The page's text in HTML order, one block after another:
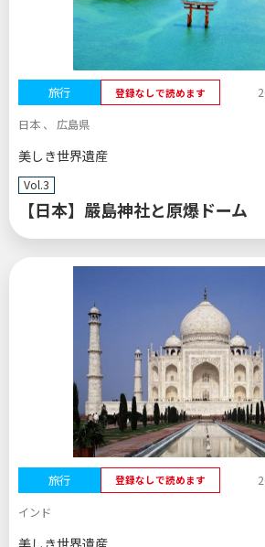
旅行 登録なしで読めます
日本 、 広島県
美しき世界遺産
Vol.3
【日本】嚴島神社と原爆ドーム
旅行 登録なしで読めます
インド
美しき世界遺産